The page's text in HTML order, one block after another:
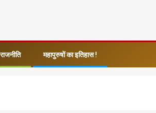
राजनीति महापुरुषों का इतिहास !